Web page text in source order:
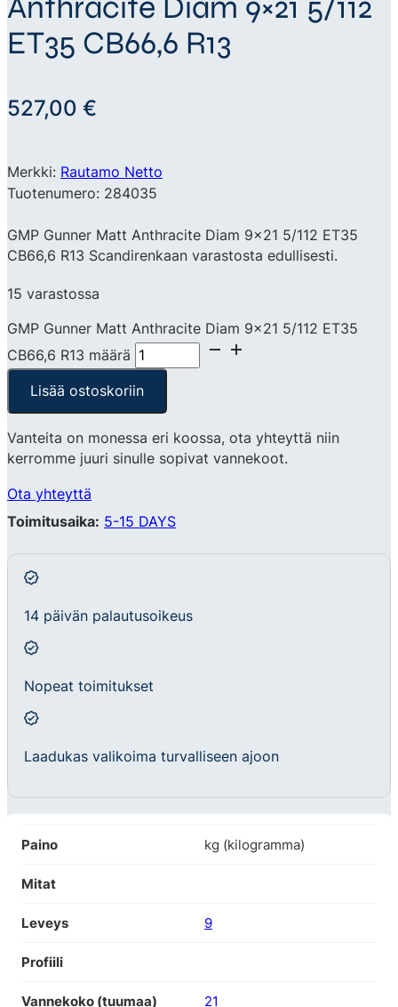
ET35 CB66,6 R13
527,00 €
Merkki: Rautamo Netto
Tuotenumero: 284035
GMP Gunner Matt Anthracite Diam 9×21 5/112 ET35
CB66,6 R13 Scandirenkaan varastosta edullisesti.
15 varastossa
GMP Gunner Matt Anthracite Diam 9x21 5/112 ET35
CB66,6 R13 määrä
Lisää ostoskoriin
Vanteita on monessa eri koossa, ota yhteyttä niin
kerromme juuri sinulle sopivat vannekoot.
Ota yhteyttä
Toimitusaika: 5-15 DAYS
14 päivän palautusoikeus
Nopeat toimitukset
Laadukas valikoima turvalliseen ajoon
Paino kg (kilogramma)
Mitat
Leveys 9
Profiili
Vannekoko (tuumaa) 21